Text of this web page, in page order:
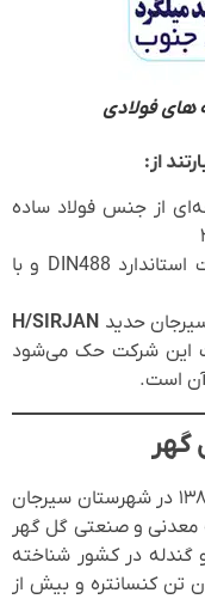
های فولادی
از:
از جنس فولاد ساده
میلگرد شاخه‌ای مطابق با مشخصات استاندارد DIN488 و با
حدید H/SIRJAN
این شرکت حک می‌شود
است.
شرکت معدنی و صنعتی گل گهر در سال ۱۳۸۴ در شهرستان سیرجان
معدنی و صنعتی گل گهر
و گندله در کشور شناخته
تولید بیش از ۱۵ میلیون تن کنسانتره و بیش از